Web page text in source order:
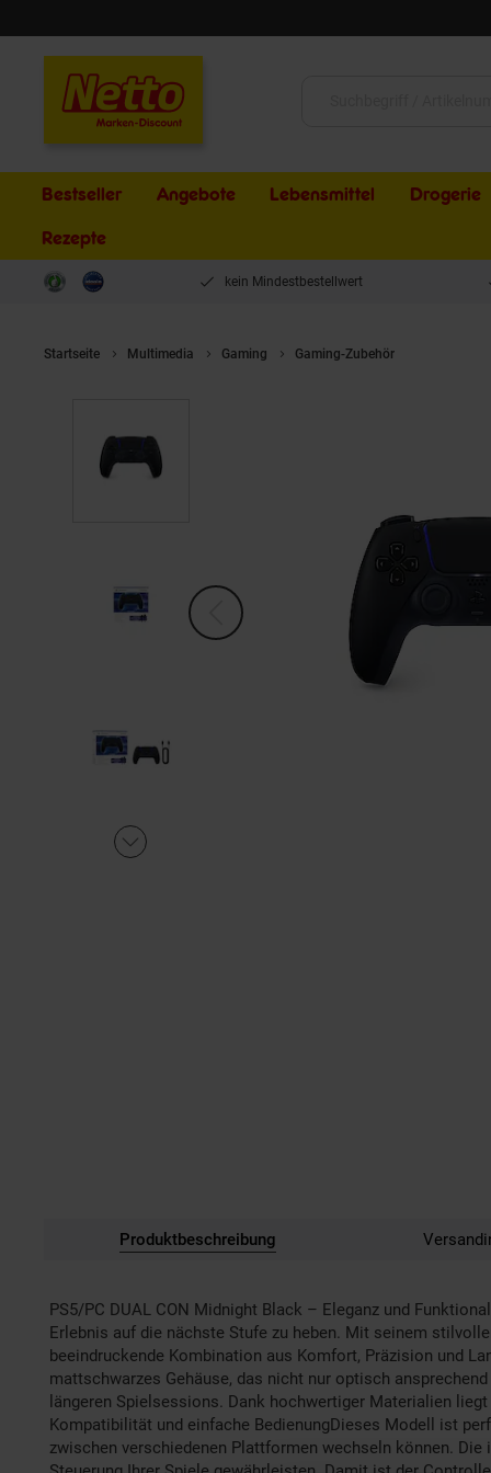
Bestseller Angebote Lebensmittel Drogerie
Rezepte
kein Mindestbestellwert
Startseite Multimedia Gaming Gaming-Zubehör
Produktbeschreibung
PS5/PC DUAL CON Midnight Black – Eleganz und
Erlebnis auf die nächste Stufe zu heben. Mit seinem
beeindruckende Kombination aus Komfort, Präzision und
mattschwarzes Gehäuse, das nicht nur optisch
längeren Spielsessions. Dank hochwertiger Materialien
Kompatibilität und einfache BedienungDieses Modell ist
zwischen verschiedenen Plattformen wechseln können.